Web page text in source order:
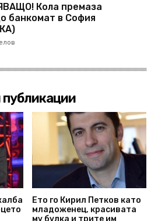
Кола премаза
банкомат в София
Ето го Кирил Петков като
младоженец, красивата
му булка и трите им